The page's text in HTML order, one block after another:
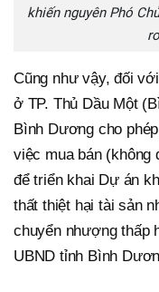
khiến nguyên Phó
Cũng như vậy, đối
ở TP. Thủ Dầu Một
Bình Dương cho
việc mua bán (không
để triển khai Dự án
thất thiệt hại tài sản
chuyển nhượng thấp
UBND tỉnh Bình